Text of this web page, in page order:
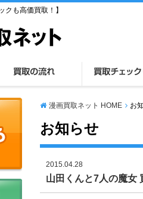
クも高価買取！】
漫画買取ネット HOME お
お知らせ
2015.04.28
山田くんと7人の魔女